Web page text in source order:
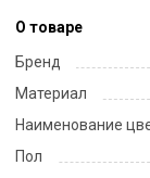
О товаре
Бренд
Материал
Наименование
Пол